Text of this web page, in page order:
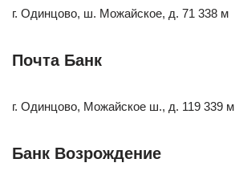
г. Одинцово, ш. Можайское, д. 71 338 м
Почта Банк
г. Одинцово, Можайское ш., д. 119 339 м
Банк Возрождение